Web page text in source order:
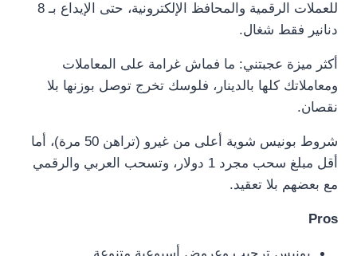
للعملات الرقمية والمحافظ الإلكترونية، حتى الإيداع بـ 8
دنانير فقط شغال.
أكثر ميزة عجبتني: ما فماش غرامة على المعاملات
ومعاملاتك كلها بالدينار، فلوسك تخرج توصل بوزنها بلا
نقصان.
شروط بونيس شوية أعلى من غيرو (تراهن 50 مرة)، أما
أقل مبلغ سحب مجرد 1 دولار، وتسحب العربي والرقمي
مع بعضهم بلا تعقيد.
Pros
بونيس ترحيب وعروض أسبوعية متنوعة